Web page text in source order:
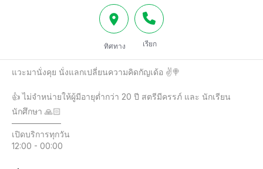
ทิศทาง เรียก
แวะมานั่งคุย นั่งแลกเปลี่ยนความคิดกัญเด้อ ✌️🍭
👍 ไม่จำหน่ายให้ผู้มีอายุต่ำกว่า 20 ปี สตรีมีครรภ์ และ นักเรียน
นักศึกษา 🙏🏻
——————
เปิดบริการทุกวัน
12:00 - 00:00